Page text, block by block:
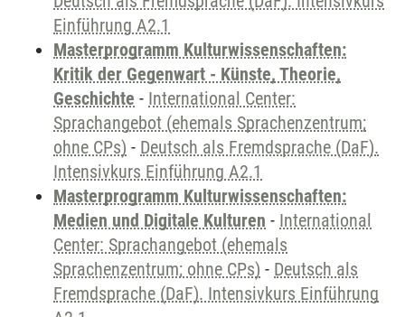
Einführung A2.1
Masterprogramm Kulturwissenschaften:
Kritik der Gegenwart - Künste, Theorie,
Geschichte - International Center:
Sprachangebot (ehemals Sprachenzentrum;
ohne CPs) - Deutsch als Fremdsprache (DaF).
Intensivkurs Einführung A2.1
Masterprogramm Kulturwissenschaften:
Medien und Digitale Kulturen - International
Center: Sprachangebot (ehemals
Sprachenzentrum; ohne CPs) - Deutsch als
Fremdsprache (DaF). Intensivkurs Einführung